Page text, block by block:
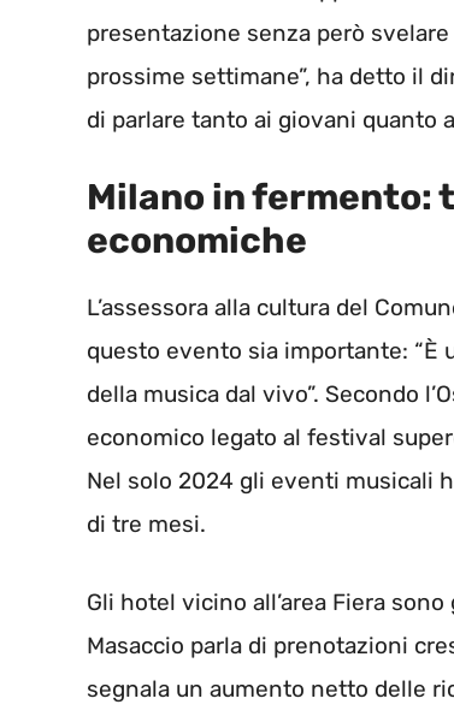
presentazione senza però
prossime settimane”, ha detto il
di parlare tanto ai giovani quanto
Milano in fermento:
economiche
L’assessora alla cultura del
questo evento sia importante: “È
della musica dal vivo”. Secondo
economico legato al festival
Nel solo 2024 gli eventi musicali
di tre mesi.
Gli hotel vicino all’area Fiera
Masaccio parla di prenotazioni
segnala un aumento netto delle